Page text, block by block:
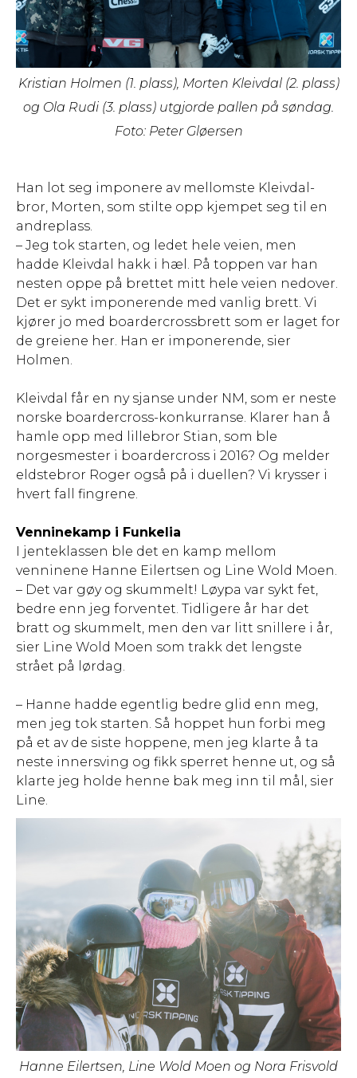
Kristian Holmen (1. plass), Morten Kleivdal (2. plass)
og Ola Rudi (3. plass) utgjorde pallen på søndag.
Foto: Peter Gløersen
Han lot seg imponere av mellomste Kleivdal-
bror, Morten, som stilte opp kjempet seg til en
andreplass.
– Jeg tok starten, og ledet hele veien, men
hadde Kleivdal hakk i hæl. På toppen var han
nesten oppe på brettet mitt hele veien nedover.
Det er sykt imponerende med vanlig brett. Vi
kjører jo med boardercrossbrett som er laget for
de greiene her. Han er imponerende, sier
Holmen.
Kleivdal får en ny sjanse under NM, som er neste
norske boardercross-konkurranse. Klarer han å
hamle opp med lillebror Stian, som ble
norgesmester i boardercross i 2016? Og melder
eldstebror Roger også på i duellen? Vi krysser i
hvert fall fingrene.
Venninekamp i Funkelia
I jenteklassen ble det en kamp mellom
venninene Hanne Eilertsen og Line Wold Moen.
– Det var gøy og skummelt! Løypa var sykt fet,
bedre enn jeg forventet. Tidligere år har det
bratt og skummelt, men den var litt snillere i år,
sier Line Wold Moen som trakk det lengste
strået på lørdag.
– Hanne hadde egentlig bedre glid enn meg,
men jeg tok starten. Så hoppet hun forbi meg
på et av de siste hoppene, men jeg klarte å ta
neste innersving og fikk sperret henne ut, og så
klarte jeg holde henne bak meg inn til mål, sier
Line.
Hanne Eilertsen, Line Wold Moen og Nora Frisvold